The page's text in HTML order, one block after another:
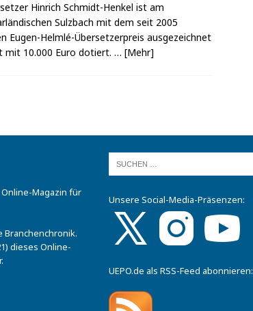
Hinrich Schmidt-Henkel ist am
Sulzbach mit dem seit 2005
Eugen-Helmlé-Übersetzerpreis ausgezeichnet
mit 10.000 Euro dotiert. … [Mehr]
Online-Magazin für
Branchenchronik.
dieses Online-
Unsere Social-Media-Präsenzen:
UEPO.de als RSS-Feed abonnieren: